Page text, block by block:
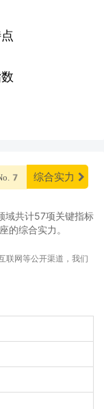
力
综合实力
域共计57项关键指标
的综合实力。
联网等公开渠道，我们